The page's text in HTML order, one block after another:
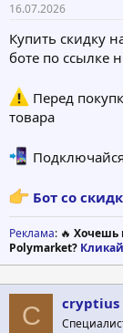
16.07.2026
Купить скидку
боте по ссылке
Перед
товара
Бот со
Реклама: 🔥 Хочешь
Polymarket?
C cryptius